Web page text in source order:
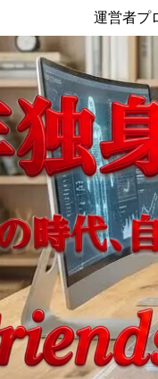
運営者プ